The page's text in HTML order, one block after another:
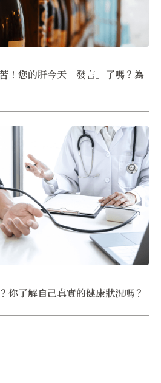
！您的肝今天「發言」了嗎？為
你了解自己真實的健康狀況嗎？